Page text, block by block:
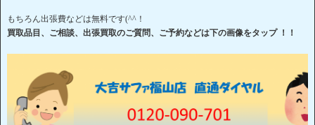
もちろん出張費などは無料です(^^！
買取品目、ご相談、出張買取のご質問、ご予約などは下の画像をタップ ！！